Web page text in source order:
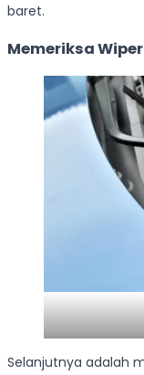
baret.
Memeriksa Wiper
Selanjutnya adalah